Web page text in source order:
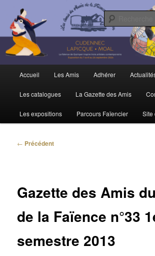
contenu
principalAmis du Musée et de la
Quimper
Trois siècles de tradition faïencière
principal
Accueil Les Amis Adhérer
Les catalogues La Gazette des Amis
Les expositions Parcours Faïencier Site
Navigation
← Précédent
Gazette des Amis
de la Faïence n°33
semestre 2013